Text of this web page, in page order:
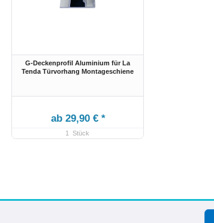
G-Deckenprofil Aluminium für La
Tenda Türvorhang Montageschiene
ab 29,90 € *
1 Stück